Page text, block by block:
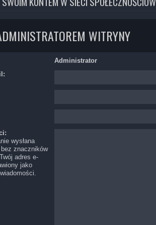
WITRYNY
Administrator
wysłana
znaczników
adres e-
jako